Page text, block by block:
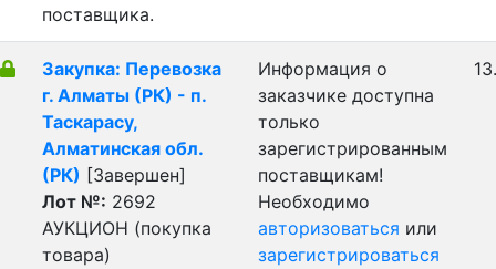
поставщика.
Закупка: Перевозка
г. Алматы (РК) - п.
Таскарасу,
Алматинская обл.
(РК) [Завершен]
Лот №: 2692
АУКЦИОН (покупка
товара)
Информация о
заказчике доступна
только
зарегистрированным
поставщикам!
Необходимо
авторизоваться или
зарегистрироваться